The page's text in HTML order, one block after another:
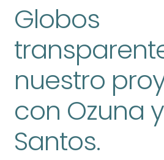
Globos
nuestro
con Ozuna
Santos.